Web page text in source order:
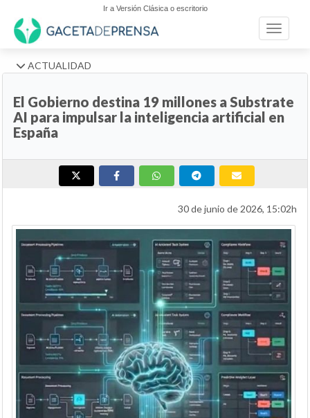
Ir a Versión Clásica o escritorio
Toggle
ACTUALIDAD
El Gobierno destina 19 millones a Substrate
AI para impulsar la inteligencia artificial en
España
30 de junio de 2026, 15:02h